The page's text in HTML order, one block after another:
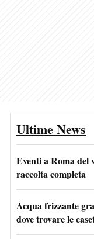
Ultime News
Eventi a Roma del
raccolta completa
Acqua frizzante
dove trovare le